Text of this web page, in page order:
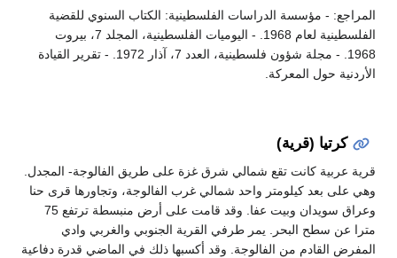
المراجع: - مؤسسة الدراسات الفلسطينية: الكتاب السنوي للقضية
الفلسطينية لعام 1968. - اليوميات الفلسطينية، المجلد 7، بيروت
1968. - مجلة شؤون فلسطينية، العدد 7، آذار 1972. - تقرير القيادة
الأردنية حول المعركة.
كرتيا (قرية)
قرية عربية كانت تقع شمالي شرق غزة على طريق الفالوجة- المجدل.
وهي على بعد كيلومتر واحد شمالي غرب الفالوجة، وتجاورها قرى حنا
وعراق سويدان وبيت عفا. وقد قامت على أرض منبسطة ترتفع 75
مترا عن سطح البحر. يمر طرفي القرية الجنوبي والغربي وادي
المفرض القادم من الفالوجة. وقد أكسبها ذلك في الماضي قدرة دفاعية